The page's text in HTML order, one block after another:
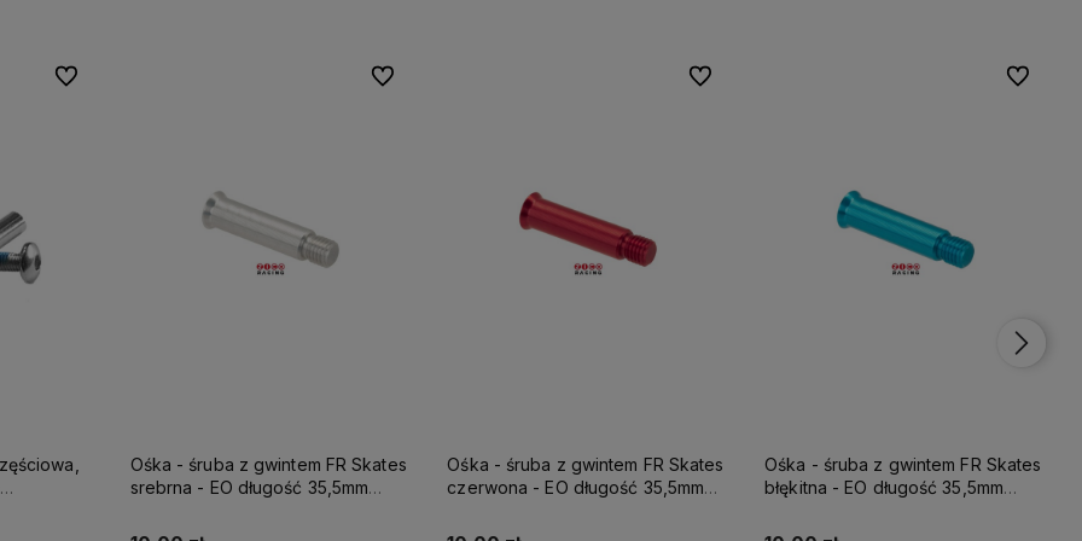
Skates
Do ulubionych
Do ulubionych
Ośka - śruba z gwintem FR Skates
czerwona - EO długość 35,5mm
węglowego
Do ulubionych
Do ulubionych
Ośka - śruba z gwintem FR Skates
błękitna - EO długość 35,5mm
węglowego
Do ulubionych
Do ulubionych
Ośka - śruba z gwintem FR Skates
fioletowa - EO długość 35,5mm
węglowego
Do
Do